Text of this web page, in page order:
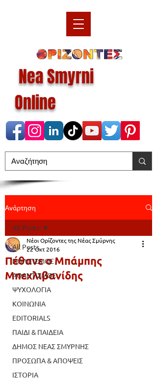
Nea Smyrni
Online
Ανάρτηση
All Posts
ΠΟΛΙΤΙΣΜΟΣ
ΑΘΛΗΤΙΣΜΟΣ
ΨΥΧΟΛΟΓΙΑ
ΚΟΙΝΩΝΙΑ
EDITORIALS
ΠΑΙΔΙ & ΠΑΙΔΕΙΑ
ΔΗΜΟΣ ΝΕΑΣ ΣΜΥΡΝΗΣ
ΠΡΟΣΩΠΑ & ΑΠΟΨΕΙΣ
ΙΣΤΟΡΙΑ
All Posts
Πέθανε ο Μπάμπης
Μπεχλιβανίδης
Νέοι Ορίζοντες της Νέας Σμύρνης
22 Οκτ 2016